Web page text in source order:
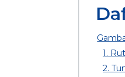
1.
2.